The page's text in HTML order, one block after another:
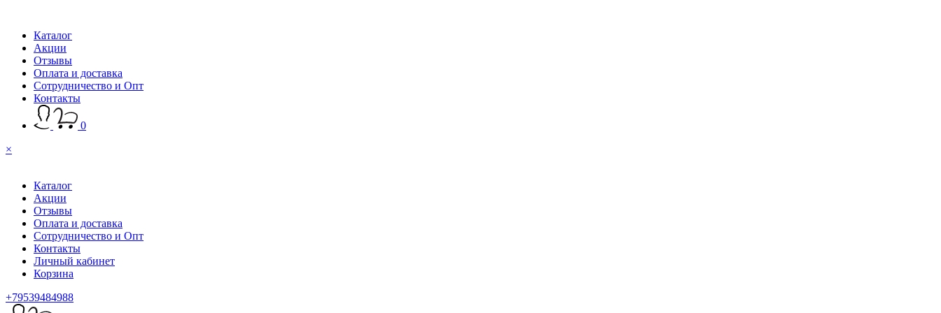
Каталог
Акции
Отзывы
Оплата и доставка
Сотрудничество и Опт
Контакты
0
×
Каталог
Акции
Отзывы
Оплата и доставка
Сотрудничество и Опт
Контакты
Личный кабинет
Корзина
+79539484988